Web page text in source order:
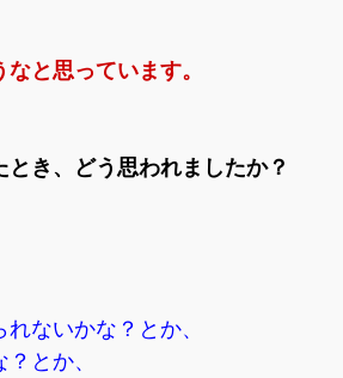
と思っています。
き、どう思われましたか？
ないかな？とか、
とか、